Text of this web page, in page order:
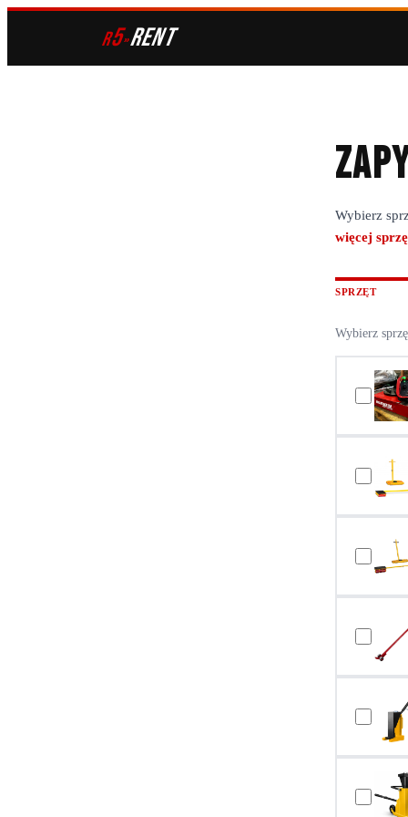
r5»RENT
Wybierz
więcej
SPRZĘT
Wybierz